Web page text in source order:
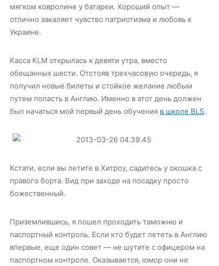
мягком ковролине у батареи. Хороший опыт —
отлично закаляет чувство патриотизма и любовь к
Украине.
Касса KLM открылась к девяти утра, вместо
обещанных шести. Отстояв трехчасовую очередь, я
получил новые билеты и стойкое желание любым
путем попасть в Англию. Именно в этот день должен
был начаться мой первый день обучения в школе BLS.
Кстати, если вы летите в Хитроу, садитесь у окошка с
правого борта. Вид при заходе на посадку просто
божественный.
Приземлившись, я пошел проходить таможню и
паспортный контроль. Если кто будет лететь в Англию
впервые, еще один совет — не шутите с офицером на
паспортном контроле. Оказывается, юмор они не